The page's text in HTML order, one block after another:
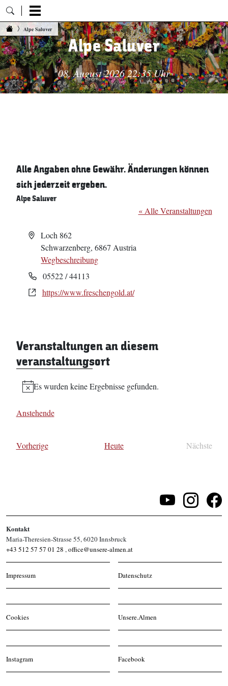
Zum Inhalt springen
Alpe Saluver
Alpe Saluver
08. August 2026 22:35 Uhr
Alle Angaben ohne Gewähr. Änderungen können
sich jederzeit ergeben.
Alpe Saluver
« Alle Veranstaltungen
AdresseLoch 862
Schwarzenberg, 6867 Austria
Wegbeschreibung
Telefon05522 / 44113
Webseitehttps://www.freschengold.at/
Veranstaltungen an diesem
veranstaltungsort
Hinweis
Es wurden keine Ergebnisse gefunden.
Anstehende
VorherigeVeranstaltungen Heute
Nächste
Kontakt
Maria-Theresien-Strasse 55, 6020 Innsbruck
+43 512 57 57 01 28 ,office@unsere-almen.at
Impressum Datenschutz
Cookies Unsere.Almen
Instagram Facebook